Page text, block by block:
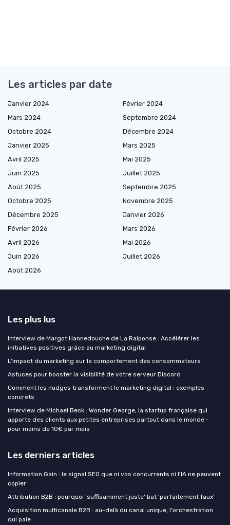
Les articles par date
Janvier 2024
Février 2024
Mars 2024
Septembre 2024
Octobre 2024
Décembre 2024
Janvier 2025
Mars 2025
Avril 2025
Mai 2025
Juin 2025
Juillet 2025
Août 2025
Septembre 2025
Octobre 2025
Novembre 2025
Décembre 2025
Janvier 2026
Février 2026
Mars 2026
Avril 2026
Mai 2026
Juin 2026
Juillet 2026
Août 2026
Les plus lus
Interview de Margot Hannedouche de La Raiponse : Accélérer les
initiatives positives grâce au marketing digital
L'impact du marketing sur le comportement des consommateurs
Astuces pour booster la visibilité de votre serveur Discord
Comment les nudges transforment le marketing digital : exemples
concrets
Interview de Michael Beck : Wonder George, la startup française qui
apporte des clients aux petites entreprises partout dans le monde -
pour moins de 10€ par mois
Les derniers articles
Information Gain : le signal SEO que ni vos concurrents ni l'IA ne peuvent
copier
Attribution B2B : pourquoi 'suffisamment juste' bat 'parfaitement faux'
Acquisition multicanale B2B : au-delà du canal unique, l'orchestration
qui paie